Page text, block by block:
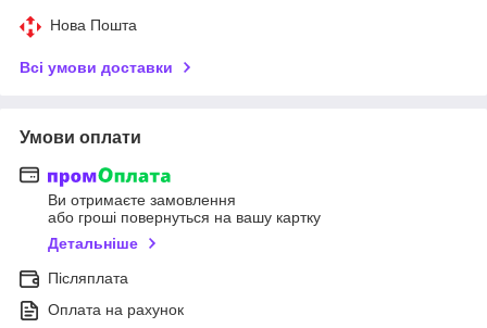
Нова Пошта
Всі умови доставки
Умови оплати
Ви отримаєте замовлення
або гроші повернуться на вашу картку
Детальніше
Післяплата
Оплата на рахунок